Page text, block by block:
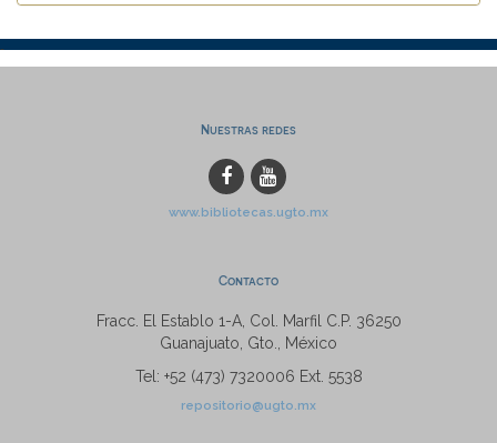
Nuestras redes
www.bibliotecas.ugto.mx
Contacto
Fracc. El Establo 1-A, Col. Marfil C.P. 36250
Guanajuato, Gto., México
Tel: +52 (473) 7320006 Ext. 5538
repositorio@ugto.mx